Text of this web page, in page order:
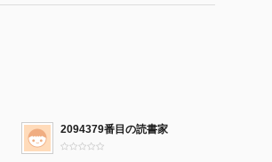
2094379番目の読書家